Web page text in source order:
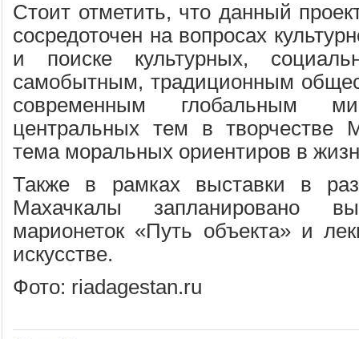
Стоит отметить, что данный
сосредоточен на вопросах
и поиске культурных,
самобытным, традиционным
современным глобальным
центральных тем в творчестве
тема моральных ориентиров в
Также в рамках выставки в
Махачкалы запланировано
марионеток «Путь объекта» и
искусстве.
Фото: riadagestan.ru